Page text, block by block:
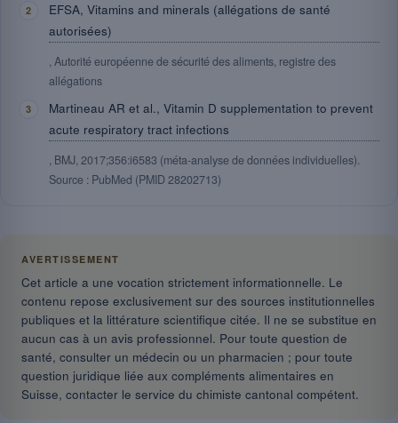
EFSA, Vitamins and minerals (allégations de santé
autorisées)
, Autorité européenne de sécurité des aliments, registre des
allégations
Martineau AR et al., Vitamin D supplementation to prevent
acute respiratory tract infections
, BMJ, 2017;356:i6583 (méta-analyse de données individuelles).
Source : PubMed (PMID 28202713)
AVERTISSEMENT
Cet article a une vocation strictement informationnelle. Le
contenu repose exclusivement sur des sources institutionnelles
publiques et la littérature scientifique citée. Il ne se substitue en
aucun cas à un avis professionnel. Pour toute question de
santé, consulter un médecin ou un pharmacien ; pour toute
question juridique liée aux compléments alimentaires en
Suisse, contacter le service du chimiste cantonal compétent.